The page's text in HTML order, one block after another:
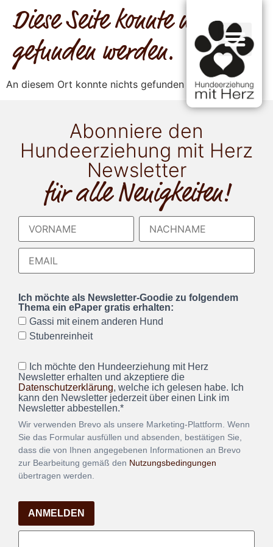
Diese Seite konnte nicht
gefunden werden.
An diesem Ort konnte nichts gefunden werden.
Abonniere den
Hundeerziehung mit Herz
Newsletter
für alle Neuigkeiten!
Ich möchte als Newsletter-Goodie zu folgendem
Thema ein ePaper gratis erhalten:
Gassi mit einem anderen Hund
Stubenreinheit
Ich möchte den Hundeerziehung mit Herz
Newsletter erhalten und akzeptiere die
Datenschutzerklärung, welche ich gelesen habe. Ich
kann den Newsletter jederzeit über einen Link im
Newsletter abbestellen.*
Wir verwenden Brevo als unsere Marketing-Plattform. Wenn
Sie das Formular ausfüllen und absenden, bestätigen Sie,
dass die von Ihnen angegebenen Informationen an Brevo
zur Bearbeitung gemäß den Nutzungsbedingungen
übertragen werden.
ANMELDEN